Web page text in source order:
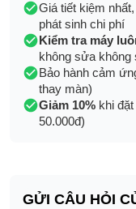
Giá tiết kiệm nhất,
phát sinh chi phí
Kiểm tra máy
không sửa không
Bảo hành cảm
thay màn)
Giảm 10% khi
50.000đ)
GỬI CÂU HỎI